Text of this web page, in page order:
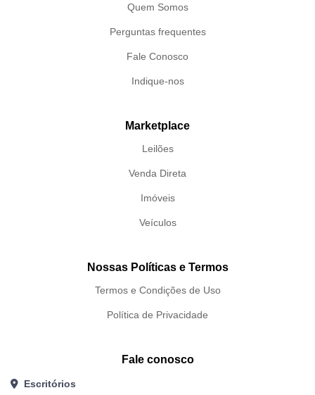
Quem Somos
Perguntas frequentes
Fale Conosco
Indique-nos
Marketplace
Leilões
Venda Direta
Imóveis
Veículos
Nossas Políticas e Termos
Termos e Condições de Uso
Política de Privacidade
Fale conosco
Escritórios